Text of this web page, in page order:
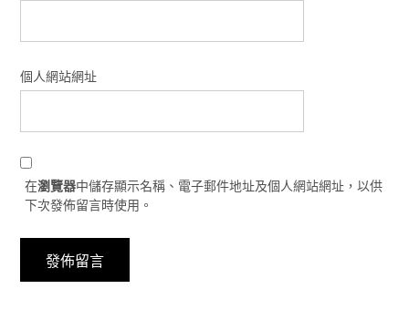
個人網站網址
在瀏覽器中儲存顯示名稱、電子郵件地址及個人網站網址，以供
下次發佈留言時使用。